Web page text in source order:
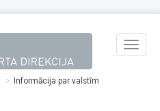
Toggle
Informācija par valstīm